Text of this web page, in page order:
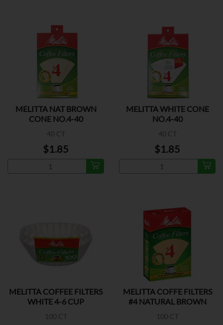
MELITTA NAT BROWN
CONE NO.4-40
40 CT
$1.85
MELITTA WHITE CONE
NO.4-40
40 CT
$1.85
MELITTA COFFEE FILTERS
WHITE 4-6 CUP
100 CT
MELITTA COFFE FILTERS
#4 NATURAL BROWN
100 CT